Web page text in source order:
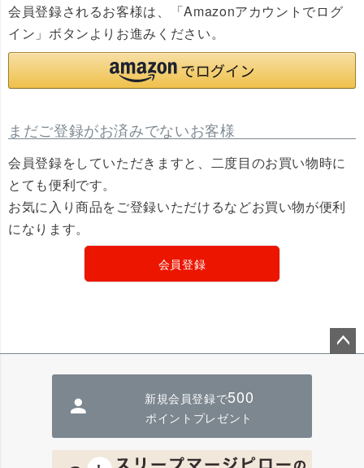
会員登録されるお客様は、「Amazonアカウントでログ
イン」ボタンよりお進みください。
まだご登録がお済みでないお客様
会員登録をしていただきますと、二度目のお買い物時に
とても便利です。
お気に入り商品をご登録いただけるなどお買い物が便利
になります。
会員登録
新規会員登録で500
ポイントプレゼント